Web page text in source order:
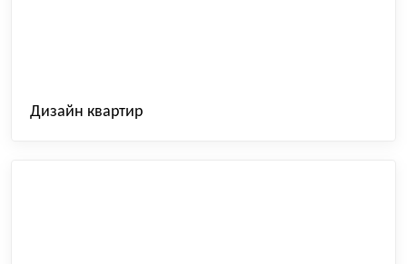
Дизайн квартир